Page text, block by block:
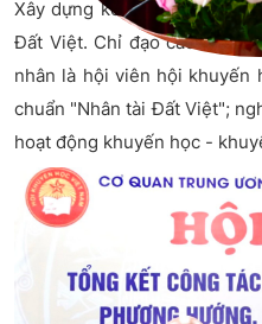
Xây dựng kế hoạch tiếp tục
Đất Việt. Chỉ đạo các địa
nhân là hội viên hội khuyến
chuẩn "Nhân tài Đất Việt";
hoạt động khuyến học -